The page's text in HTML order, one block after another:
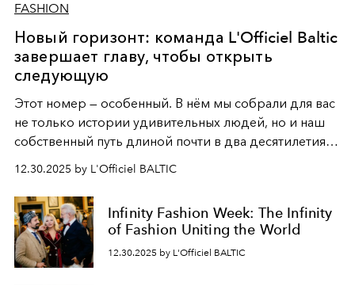
FASHION
Новый горизонт: команда L'Officiel Baltic
завершает главу, чтобы открыть
следующую
Этот номер — особенный. В нём мы собрали для вас
не только истории удивительных людей, но и наш
собственный путь длиной почти в два десятилетия.
Вместо привычного подведения итогов мы от всей
души говорим спасибо каждому, кто был с нами все
эти годы. И ни в коем случае не прощаемся. С
самыми искренними пожеланиями и теплом, ваша
командаL’Officiel Baltic.
12.30.2025 by L'Officiel BALTIC
Infinity Fashion Week: The Infinity
of Fashion Uniting the World
12.30.2025 by L'Officiel BALTIC